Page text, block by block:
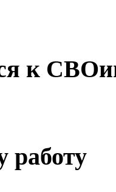
к
работу